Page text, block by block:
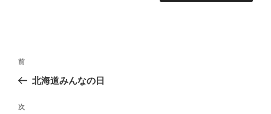
投
ビ
前
の
稿
前
北海道みんなの日
次
次